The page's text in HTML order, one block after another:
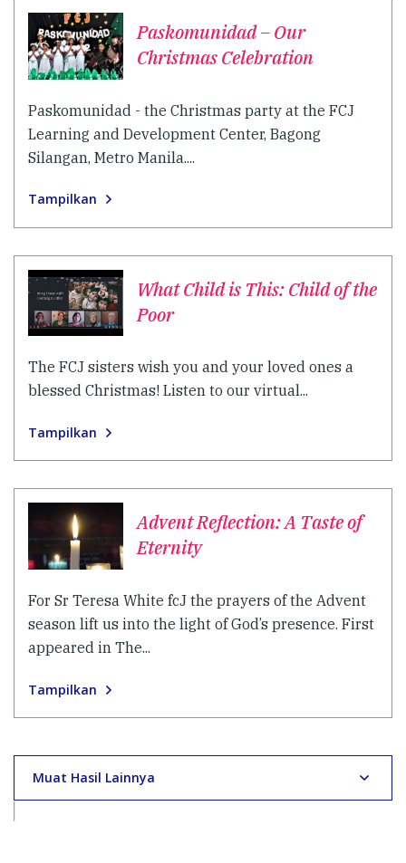
Paskomunidad – Our
Christmas Celebration
Paskomunidad - the Christmas party at the FCJ
Learning and Development Center, Bagong
Silangan, Metro Manila....
Tampilkan
What Child is This: Child of the
Poor
The FCJ sisters wish you and your loved ones a
blessed Christmas! Listen to our virtual...
Tampilkan
Advent Reflection: A Taste of
Eternity
For Sr Teresa White fcJ the prayers of the Advent
season lift us into the light of God’s presence. First
appeared in The...
Tampilkan
Muat Hasil Lainnya